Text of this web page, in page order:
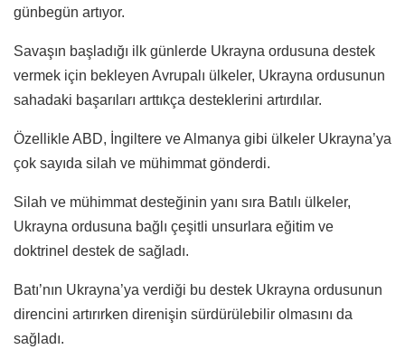
günbegün artıyor.
Savaşın başladığı ilk günlerde Ukrayna ordusuna destek
vermek için bekleyen Avrupalı ülkeler, Ukrayna ordusunun
sahadaki başarıları arttıkça desteklerini artırdılar.
Özellikle ABD, İngiltere ve Almanya gibi ülkeler Ukrayna’ya
çok sayıda silah ve mühimmat gönderdi.
Silah ve mühimmat desteğinin yanı sıra Batılı ülkeler,
Ukrayna ordusuna bağlı çeşitli unsurlara eğitim ve
doktrinel destek de sağladı.
Batı’nın Ukrayna’ya verdiği bu destek Ukrayna ordusunun
direncini artırırken direnişin sürdürülebilir olmasını da
sağladı.